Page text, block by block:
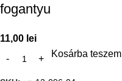
fogantyu
11,00 lei
Kosárba teszem